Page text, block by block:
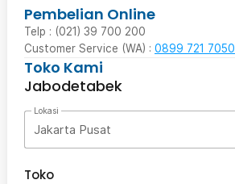
Pembelian Online
Telp : (021) 39 700 200
Customer Service (WA) : 0899 721 7050
Toko Kami
Jabodetabek
Lokasi
Jakarta Pusat
Toko